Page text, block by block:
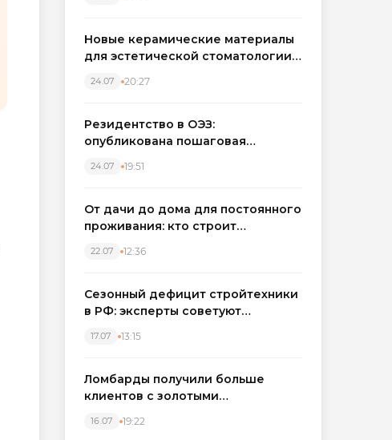
Новые керамические материалы
для эстетической стоматологии
24.07 20:27
Резидентство в ОЭЗ:
опубликована пошаговая
налоговых льгот для инвесторов
24.07 19:51
От дачи до дома для постоянного
проживания: кто строит
Западном регионе
22.07 12:36
Сезонный дефицит стройтехники
в РФ: эксперты советуют
17.07 13:15
Ломбарды получили больше
клиентов с золотыми
вырос на фоне подорожания
16.07 19:22